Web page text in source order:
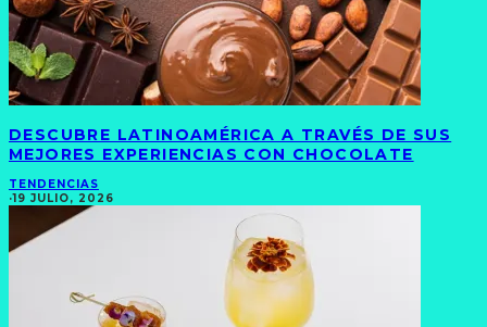
DESCUBRE LATINOAMÉRICA A TRAVÉS DE SUS
MEJORES EXPERIENCIAS CON CHOCOLATE
TENDENCIAS
·19 JULIO, 2026